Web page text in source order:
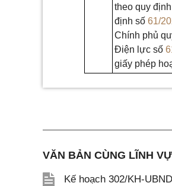
theo quy
định số 61/
Chính phủ
Điện lực số
giấy phép
VĂN BẢN CÙNG LĨNH
Kế hoạch 302/KH-